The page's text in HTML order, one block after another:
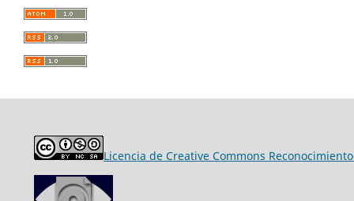
Licencia de Creative Commons